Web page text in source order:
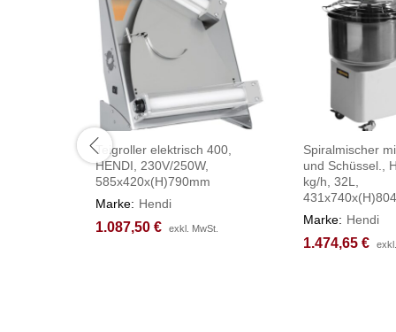
Teigroller elektrisch 400,
HENDI, 230V/250W,
585x420x(H)790mm
Marke: Hendi
1.087,50 € exkl. MwSt.
1.087,50 € exkl. MwSt.
Spiralmischer
und Schüssel.,
kg/h, 32L,
Marke: Hendi
1.474,65 €
1.474,65 €